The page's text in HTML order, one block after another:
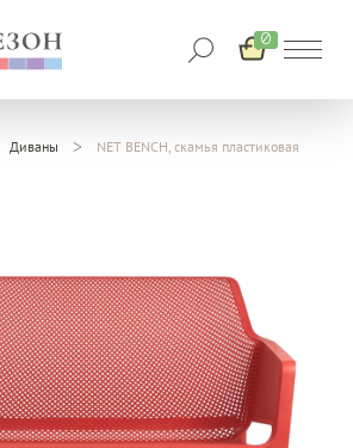
0
Диваны NET BENCH, скамья пластиковая